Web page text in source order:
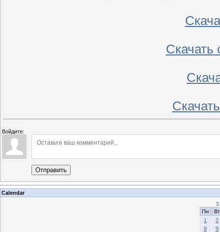
Скачать
Войдите:
Отправить
Calendar
«
Пн
Вт
1
2
8
9